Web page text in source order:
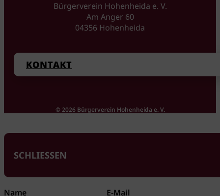
Bürgerverein Hohenheida e. V.
Am Anger 60
04356 Hohenheida
KONTAKT
© 2026 Bürgerverein Hohenheida e. V.
SCHLIESSEN
Name E-Mail
Guardian